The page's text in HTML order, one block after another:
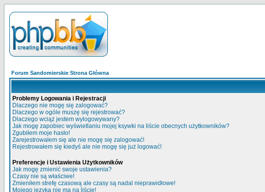
Forum Sandomierskie Strona Główna
Problemy Logowania i Rejestracji
Dlaczego nie mogę się zalogować?
Dlaczego w ogóle muszę się rejestrować?
Dlaczego wciąż jestem wylogowywany?
Jak mogę zapobiec wyświetlaniu mojej ksywki na liście obecnych użytkowników?
Zgubiłem moje hasło!
Zarejestrowałem się ale nie mogę się zalogować!
Rejestrowałem się kiedyś ale nie mogę się już logować!
Preferencje i Ustawienia Użytkowników
Jak mogę zmienić swoje ustawienia?
Czasy nie są właściwe!
Zmieniłem strefę czasową ale czasy są nadal nieprawidłowe!
Mojego języka nie ma na liście!